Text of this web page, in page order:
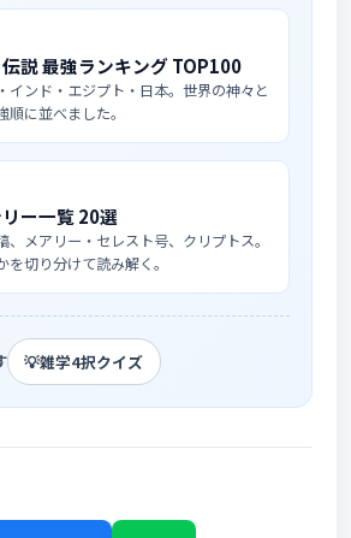
説 最強ランキング TOP100
インド・エジプト・日本。世界の神々と
に並べました。
ー一覧 20選
、メアリー・セレスト号、クリプトス。
を切り分けて読み解く。
💡雑学4択クイズ